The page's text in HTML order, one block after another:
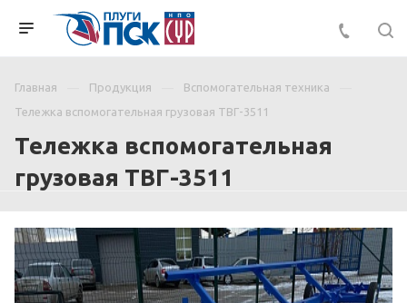
Главная Продукция
Вспомогательная техника
Тележка вспомогательная грузовая ТВГ-3511
Тележка вспомогательная
грузовая ТВГ-3511